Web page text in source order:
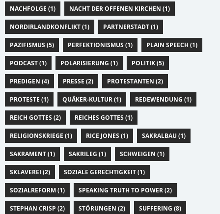
NACHFOLGE (1) NACHT DER OFFENEN KIRCHEN (1)
NORDIRLANDKONFLIKT (1) PARTNERSTADT (1)
PAZIFISMUS (5) PERFEKTIONISMUS (1) PLAIN SPEECH (1)
PODCAST (1) POLARISIERUNG (1) POLITIK (5)
PREDIGEN (4) PRESSE (2) PROTESTANTEN (2)
PROTESTE (1) QUÄKER-KULTUR (1) REDEWENDUNG (1)
REICH GOTTES (2) REICHES GOTTES (1)
RELIGIONSKRIEGE (1) RICE JONES (1) SAKRALBAU (1)
SAKRAMENT (1) SAKRILEG (1) SCHWEIGEN (1)
SKLAVEREI (2) SOZIALE GERECHTIGKEIT (1)
SOZIALREFORM (1) SPEAKING TRUTH TO POWER (2)
STEPHAN CRISP (2) STÖRUNGEN (2) SUFFERING (8)